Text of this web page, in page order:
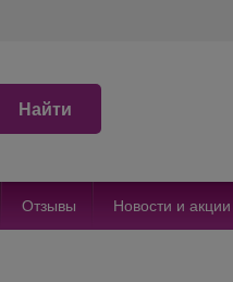
Найти
Отзывы Новости и акции